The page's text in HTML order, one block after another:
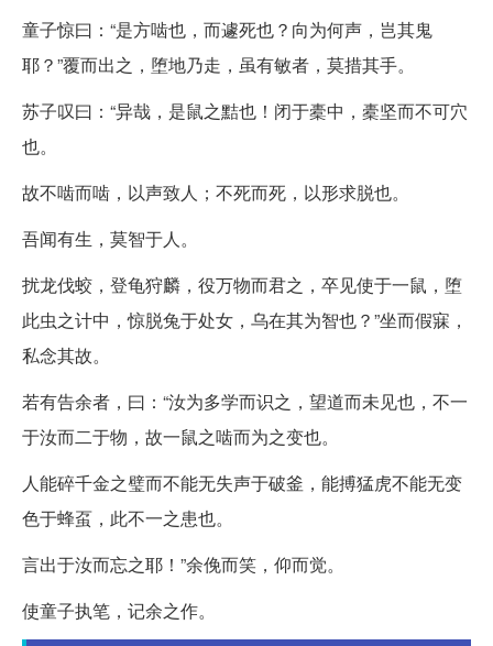
童子惊曰：“是方啮也，而遽死也？向为何声，岂其鬼
耶？”覆而出之，堕地乃走，虽有敏者，莫措其手。
苏子叹曰：“异哉，是鼠之黠也！闭于橐中，橐坚而不可穴
也。
故不啮而啮，以声致人；不死而死，以形求脱也。
吾闻有生，莫智于人。
扰龙伐蛟，登龟狩麟，役万物而君之，卒见使于一鼠，堕
此虫之计中，惊脱兔于处女，乌在其为智也？”坐而假寐，
私念其故。
若有告余者，曰：“汝为多学而识之，望道而未见也，不一
于汝而二于物，故一鼠之啮而为之变也。
人能碎千金之璧而不能无失声于破釜，能搏猛虎不能无变
色于蜂虿，此不一之患也。
言出于汝而忘之耶！”余俛而笑，仰而觉。
使童子执笔，记余之作。